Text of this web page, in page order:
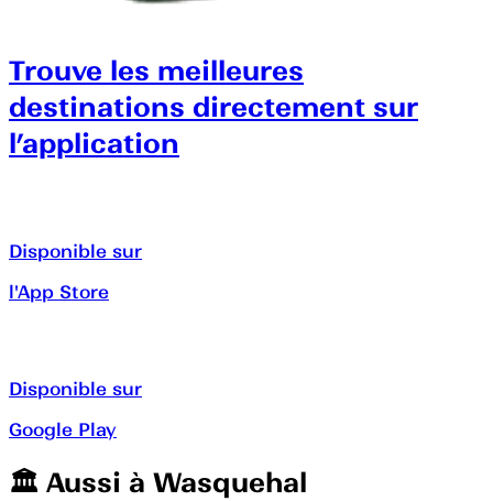
Trouve les meilleures
destinations directement sur
l’application
Disponible sur
l'App Store
Disponible sur
Google Play
🏛️️ Aussi à Wasquehal